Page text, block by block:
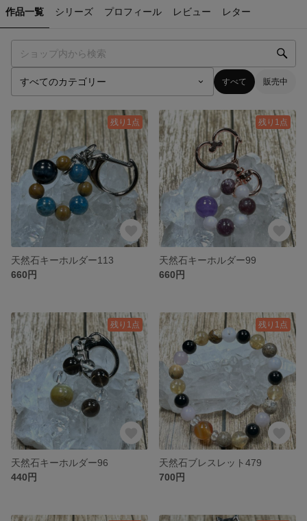
作品一覧 シリーズ プロフィール レビュー レター
すべて 販売中
残り1点
天然石キーホルダー113
660円
残り1点
天然石キーホルダー99
660円
残り1点
天然石キーホルダー96
440円
残り1点
天然石ブレスレット479
700円